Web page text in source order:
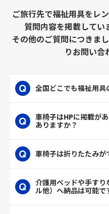
ご旅行先で福祉用具をレ
質問内容を掲載してい
その他のご質問につきま
りお問い合
全国どこでも福祉用具
車椅子はHPに掲載が
ありますか？
車椅子は折りたたみが
介護用ベッドや手す
ル他）へ納品は可能で